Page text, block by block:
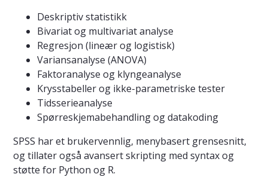
Deskriptiv statistikk
Bivariat og multivariat analyse
Regresjon (lineær og logistisk)
Variansanalyse (ANOVA)
Faktoranalyse og klyngeanalyse
Krysstabeller og ikke-parametriske tester
Tidsserieanalyse
Spørreskjemabehandling og datakoding
SPSS har et brukervennlig, menybasert grensesnitt,
og tillater også avansert skripting med syntax og
støtte for Python og R.